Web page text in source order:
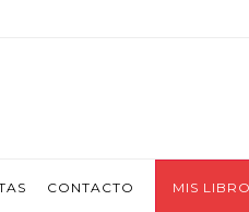
CONTACTO MIS